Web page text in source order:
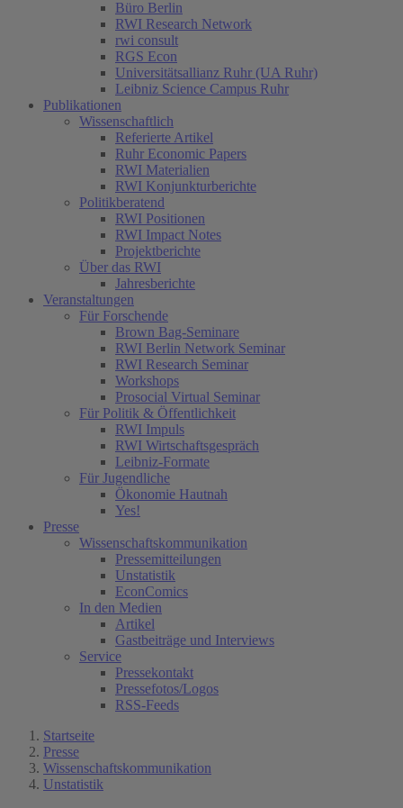
Büro Berlin
RWI Research Network
rwi consult
RGS Econ
Universitätsallianz Ruhr (UA Ruhr)
Leibniz Science Campus Ruhr
Publikationen
Wissenschaftlich
Referierte Artikel
Ruhr Economic Papers
RWI Materialien
RWI Konjunkturberichte
Politikberatend
RWI Positionen
RWI Impact Notes
Projektberichte
Über das RWI
Jahresberichte
Veranstaltungen
Für Forschende
Brown Bag-Seminare
RWI Berlin Network Seminar
RWI Research Seminar
Workshops
Prosocial Virtual Seminar
Für Politik & Öffentlichkeit
RWI Impuls
RWI Wirtschaftsgespräch
Leibniz-Formate
Für Jugendliche
Ökonomie Hautnah
Yes!
Presse
Wissenschaftskommunikation
Pressemitteilungen
Unstatistik
EconComics
In den Medien
Artikel
Gastbeiträge und Interviews
Service
Pressekontakt
Pressefotos/Logos
RSS-Feeds
Startseite
Presse
Wissenschaftskommunikation
Unstatistik